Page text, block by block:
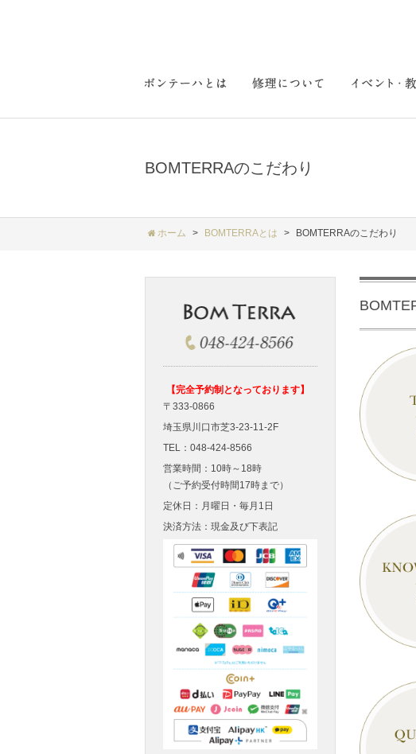
BOMTERRAのこだわり
ホーム BOMTERRAとは BOMTERRAのこだわり
【完全予約制となっております】
〒333-0866
埼玉県川口市芝3-23-11-2F
TEL：048-424-8566
営業時間：10時～18時
（ご予約受付時間17時まで）
定休日：月曜日・毎月1日
決済方法：現金及び下表記